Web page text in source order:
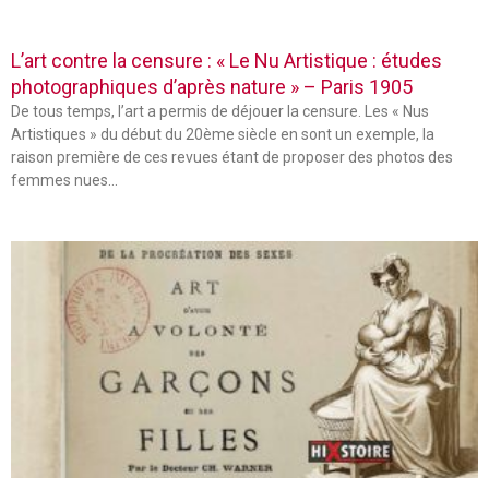
L’art contre la censure : « Le Nu Artistique : études
photographiques d’après nature » – Paris 1905
De tous temps, l’art a permis de déjouer la censure. Les « Nus
Artistiques » du début du 20ème siècle en sont un exemple, la
raison première de ces revues étant de proposer des photos des
femmes nues…